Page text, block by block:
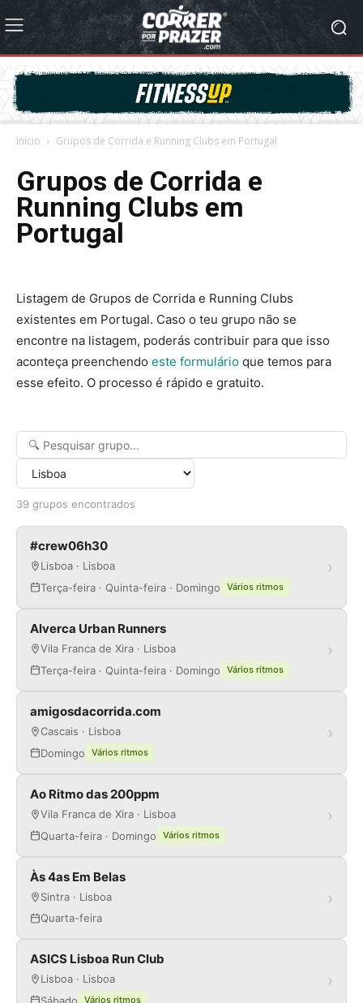
Início Grupos de Corrida e Running Clubs em Portugal
Grupos de Corrida e
Running Clubs em
Portugal
Listagem de Grupos de Corrida e Running Clubs
existentes em Portugal. Caso o teu grupo não se
encontre na listagem, poderás contribuir para que isso
aconteça preenchendo este formulário que temos para
esse efeito. O processo é rápido e gratuito.
39 grupos encontrados
#crew06h30
Lisboa · Lisboa
Terça-feira · Quinta-feira · Domingo
Vários ritmos
›
Alverca Urban Runners
Vila Franca de Xira · Lisboa
Terça-feira · Quinta-feira · Domingo
Vários ritmos
›
amigosdacorrida.com
Cascais · Lisboa
Domingo
Vários ritmos
›
Ao Ritmo das 200ppm
Vila Franca de Xira · Lisboa
Quarta-feira · Domingo
Vários ritmos
›
Às 4as Em Belas
Sintra · Lisboa
Quarta-feira
›
ASICS Lisboa Run Club
Lisboa · Lisboa
Vários ritmos
›